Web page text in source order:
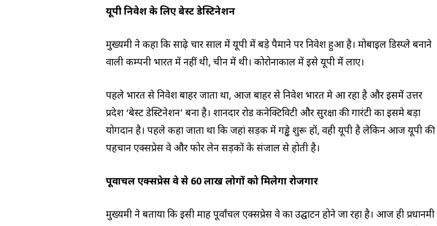
यूपी निवेश के लिए बेस्ट डेस्टिनेशन
मुख्यमंत्री ने कहा कि साढ़े चार साल में यूपी में बड़े पैमाने पर निवेश हुआ है। मोबाइल डिस्प्ले बनाने
वाली कम्पनी भारत में नहीं थी, चीन में थी। कोरोनाकाल में इसे यूपी में लाए।
पहले भारत से निवेश बाहर जाता था, आज बाहर से निवेश भारत मे आ रहा है और इसमें उत्तर
प्रदेश ‘बेस्ट डेस्टिनेशन’ बना है। शानदार रोड कनेक्टिविटी और सुरक्षा की गारंटी का इसमे बड़ा
योगदान है। पहले कहा जाता था कि जहां सड़क में गड्ढे शुरू हों, वही यूपी है लेकिन आज यूपी की
पहचान एक्सप्रेस वे और फोर लेन सड़कों के संजाल से होती है।
पूर्वांचल एक्सप्रेस वे से 60 लाख लोगों को मिलेगा रोजगार
मुख्यमंत्री ने बताया कि इसी माह पूर्वांचल एक्सप्रेस वे का उद्घाटन होने जा रहा है। आज ही प्रधानमंत्री